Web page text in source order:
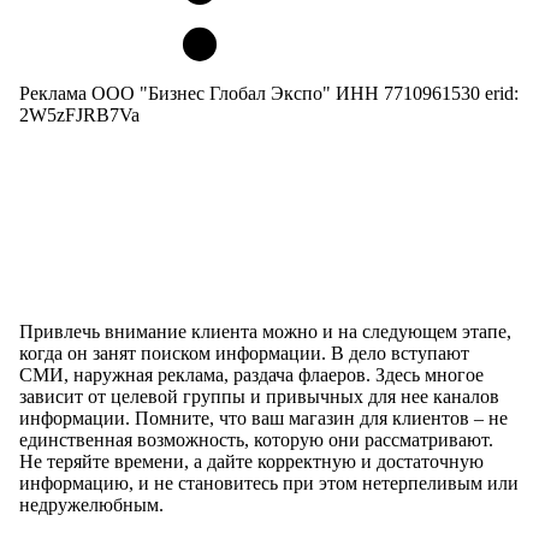
Реклама ООО "Бизнес Глобал Экспо" ИНН 7710961530 erid:
2W5zFJRB7Va
Привлечь внимание клиента можно и на следующем этапе,
когда он занят поиском информации. В дело вступают
СМИ, наружная реклама, раздача флаеров. Здесь многое
зависит от целевой группы и привычных для нее каналов
информации. Помните, что ваш магазин для клиентов – не
единственная возможность, которую они рассматривают.
Не теряйте времени, а дайте корректную и достаточную
информацию, и не становитесь при этом нетерпеливым или
недружелюбным.